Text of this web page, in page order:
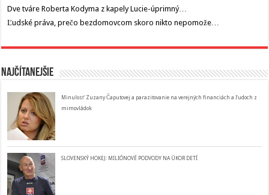
Dve tváre Roberta Kodyma z kapely Lucie-úprimný…
Ľudské práva, prečo bezdomovcom skoro nikto nepomože…
Najčítanejšie
Minulosť Zuzany Čaputovej a parazitovanie na verejných financiách a ľudoch z
mimovládok
SLOVENSKÝ HOKEJ: MILIÓNOVÉ PODVODY NA ÚKOR DETÍ